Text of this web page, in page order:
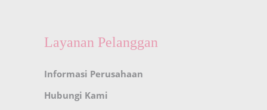
Layanan Pelanggan
Informasi Perusahaan
Hubungi Kami